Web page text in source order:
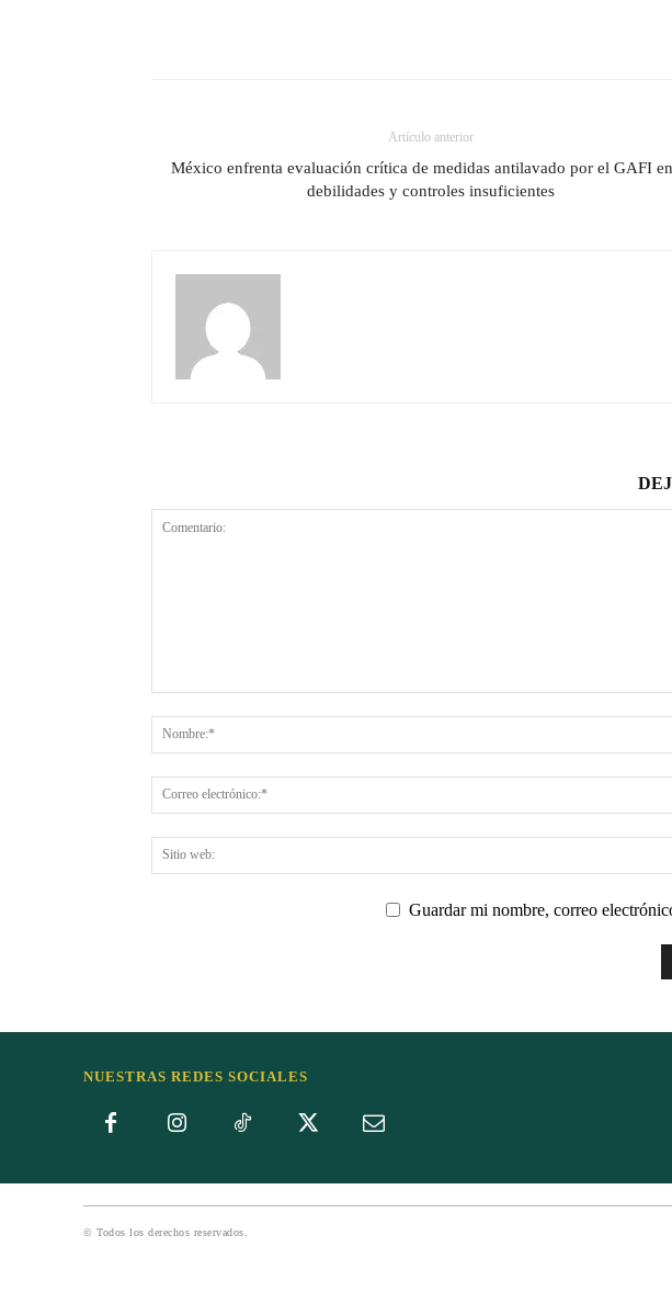
Artículo anterior
México enfrenta evaluación crítica de medidas antilavado por el GAFI
debilidades y controles insuficientes
Guardar mi nombre, correo
NUESTRAS REDES SOCIALES
© Todos los derechos reservados.